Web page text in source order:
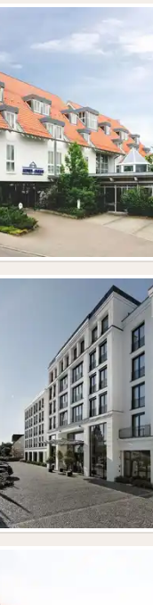
foto
foto